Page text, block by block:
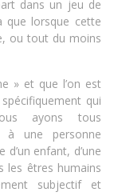
dans un jeu de
que lorsque cette
ou tout du moins
» et que l’on est
qui
ayons tous
à une personne
enfant, d’une
les êtres humains
subjectif et